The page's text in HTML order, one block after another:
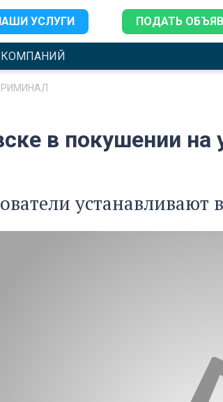
УСЛУГИ ПОДАТЬ
в покушении
устанавливают